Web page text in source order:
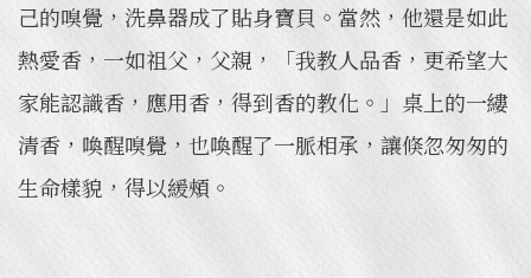
己的嗅覺，洗鼻器成了貼身寶貝。當然，他還是如此
熱愛香，一如祖父，父親，「我教人品香，更希望大
家能認識香，應用香，得到香的教化。」桌上的一縷
清香，喚醒嗅覺，也喚醒了一脈相承，讓倏忽匆匆的
生命樣貌，得以緩頰。